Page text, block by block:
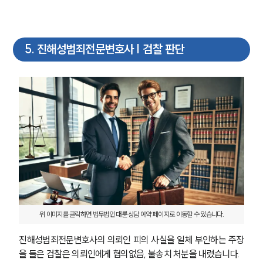
5. 진해성범죄전문변호사 | 검찰 판단
위 이미지를 클릭하면 법무법인 대륜 상담 예약 페이지로 이동할 수 있습니다.
진해성범죄전문변호사의 의뢰인 피의 사실을 일체 부인하는 주장
을 들은 검찰은 의뢰인에게 혐의없음, 불송치 처분을 내렸습니다.